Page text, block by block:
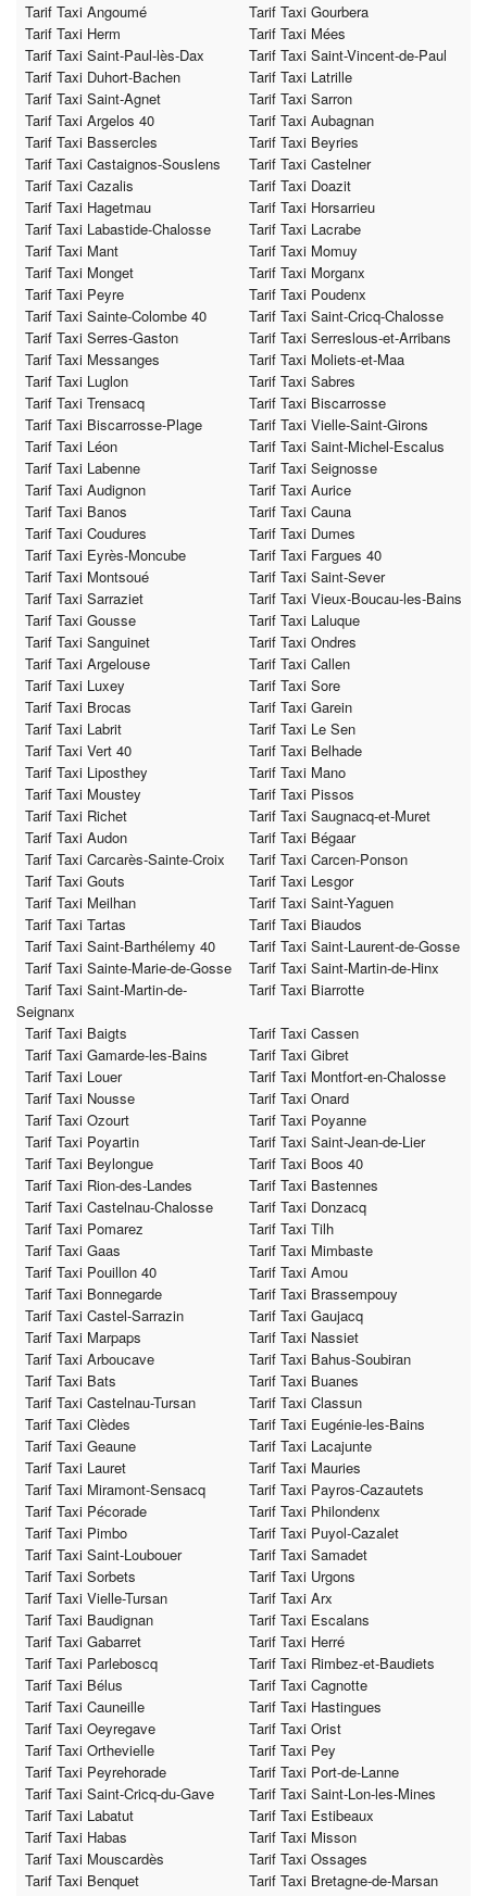
Tarif Taxi Angoumé
Tarif Taxi Gourbera
Tarif Taxi Herm
Tarif Taxi Mées
Tarif Taxi Saint-Paul-lès-Dax
Tarif Taxi Saint-Vincent-de-Paul
Tarif Taxi Duhort-Bachen
Tarif Taxi Latrille
Tarif Taxi Saint-Agnet
Tarif Taxi Sarron
Tarif Taxi Argelos 40
Tarif Taxi Aubagnan
Tarif Taxi Bassercles
Tarif Taxi Beyries
Tarif Taxi Castaignos-Souslens
Tarif Taxi Castelner
Tarif Taxi Cazalis
Tarif Taxi Doazit
Tarif Taxi Hagetmau
Tarif Taxi Horsarrieu
Tarif Taxi Labastide-Chalosse
Tarif Taxi Lacrabe
Tarif Taxi Mant
Tarif Taxi Momuy
Tarif Taxi Monget
Tarif Taxi Morganx
Tarif Taxi Peyre
Tarif Taxi Poudenx
Tarif Taxi Sainte-Colombe 40
Tarif Taxi Saint-Cricq-Chalosse
Tarif Taxi Serres-Gaston
Tarif Taxi Serreslous-et-Arribans
Tarif Taxi Messanges
Tarif Taxi Moliets-et-Maa
Tarif Taxi Luglon
Tarif Taxi Sabres
Tarif Taxi Trensacq
Tarif Taxi Biscarrosse
Tarif Taxi Biscarrosse-Plage
Tarif Taxi Vielle-Saint-Girons
Tarif Taxi Léon
Tarif Taxi Saint-Michel-Escalus
Tarif Taxi Labenne
Tarif Taxi Seignosse
Tarif Taxi Audignon
Tarif Taxi Aurice
Tarif Taxi Banos
Tarif Taxi Cauna
Tarif Taxi Coudures
Tarif Taxi Dumes
Tarif Taxi Eyrès-Moncube
Tarif Taxi Fargues 40
Tarif Taxi Montsoué
Tarif Taxi Saint-Sever
Tarif Taxi Sarraziet
Tarif Taxi Vieux-Boucau-les-Bains
Tarif Taxi Gousse
Tarif Taxi Laluque
Tarif Taxi Sanguinet
Tarif Taxi Ondres
Tarif Taxi Argelouse
Tarif Taxi Callen
Tarif Taxi Luxey
Tarif Taxi Sore
Tarif Taxi Brocas
Tarif Taxi Garein
Tarif Taxi Labrit
Tarif Taxi Le Sen
Tarif Taxi Vert 40
Tarif Taxi Belhade
Tarif Taxi Liposthey
Tarif Taxi Mano
Tarif Taxi Moustey
Tarif Taxi Pissos
Tarif Taxi Richet
Tarif Taxi Saugnacq-et-Muret
Tarif Taxi Audon
Tarif Taxi Bégaar
Tarif Taxi Carcarès-Sainte-Croix
Tarif Taxi Carcen-Ponson
Tarif Taxi Gouts
Tarif Taxi Lesgor
Tarif Taxi Meilhan
Tarif Taxi Saint-Yaguen
Tarif Taxi Tartas
Tarif Taxi Biaudos
Tarif Taxi Saint-Barthélemy 40
Tarif Taxi Saint-Laurent-de-Gosse
Tarif Taxi Sainte-Marie-de-Gosse
Tarif Taxi Saint-Martin-de-Hinx
Tarif Taxi Saint-Martin-de-
Seignanx
Tarif Taxi Biarrotte
Tarif Taxi Baigts
Tarif Taxi Cassen
Tarif Taxi Gamarde-les-Bains
Tarif Taxi Gibret
Tarif Taxi Louer
Tarif Taxi Montfort-en-Chalosse
Tarif Taxi Nousse
Tarif Taxi Onard
Tarif Taxi Ozourt
Tarif Taxi Poyanne
Tarif Taxi Poyartin
Tarif Taxi Saint-Jean-de-Lier
Tarif Taxi Beylongue
Tarif Taxi Boos 40
Tarif Taxi Rion-des-Landes
Tarif Taxi Bastennes
Tarif Taxi Castelnau-Chalosse
Tarif Taxi Donzacq
Tarif Taxi Pomarez
Tarif Taxi Tilh
Tarif Taxi Gaas
Tarif Taxi Mimbaste
Tarif Taxi Pouillon 40
Tarif Taxi Amou
Tarif Taxi Bonnegarde
Tarif Taxi Brassempouy
Tarif Taxi Castel-Sarrazin
Tarif Taxi Gaujacq
Tarif Taxi Marpaps
Tarif Taxi Nassiet
Tarif Taxi Arboucave
Tarif Taxi Bahus-Soubiran
Tarif Taxi Bats
Tarif Taxi Buanes
Tarif Taxi Castelnau-Tursan
Tarif Taxi Classun
Tarif Taxi Clèdes
Tarif Taxi Eugénie-les-Bains
Tarif Taxi Geaune
Tarif Taxi Lacajunte
Tarif Taxi Lauret
Tarif Taxi Mauries
Tarif Taxi Miramont-Sensacq
Tarif Taxi Payros-Cazautets
Tarif Taxi Pécorade
Tarif Taxi Philondenx
Tarif Taxi Pimbo
Tarif Taxi Puyol-Cazalet
Tarif Taxi Saint-Loubouer
Tarif Taxi Samadet
Tarif Taxi Sorbets
Tarif Taxi Urgons
Tarif Taxi Vielle-Tursan
Tarif Taxi Arx
Tarif Taxi Baudignan
Tarif Taxi Escalans
Tarif Taxi Gabarret
Tarif Taxi Herré
Tarif Taxi Parleboscq
Tarif Taxi Rimbez-et-Baudiets
Tarif Taxi Bélus
Tarif Taxi Cagnotte
Tarif Taxi Cauneille
Tarif Taxi Hastingues
Tarif Taxi Oeyregave
Tarif Taxi Orist
Tarif Taxi Orthevielle
Tarif Taxi Pey
Tarif Taxi Peyrehorade
Tarif Taxi Port-de-Lanne
Tarif Taxi Saint-Cricq-du-Gave
Tarif Taxi Saint-Lon-les-Mines
Tarif Taxi Labatut
Tarif Taxi Estibeaux
Tarif Taxi Habas
Tarif Taxi Misson
Tarif Taxi Mouscardès
Tarif Taxi Ossages
Tarif Taxi Benquet
Tarif Taxi Bretagne-de-Marsan